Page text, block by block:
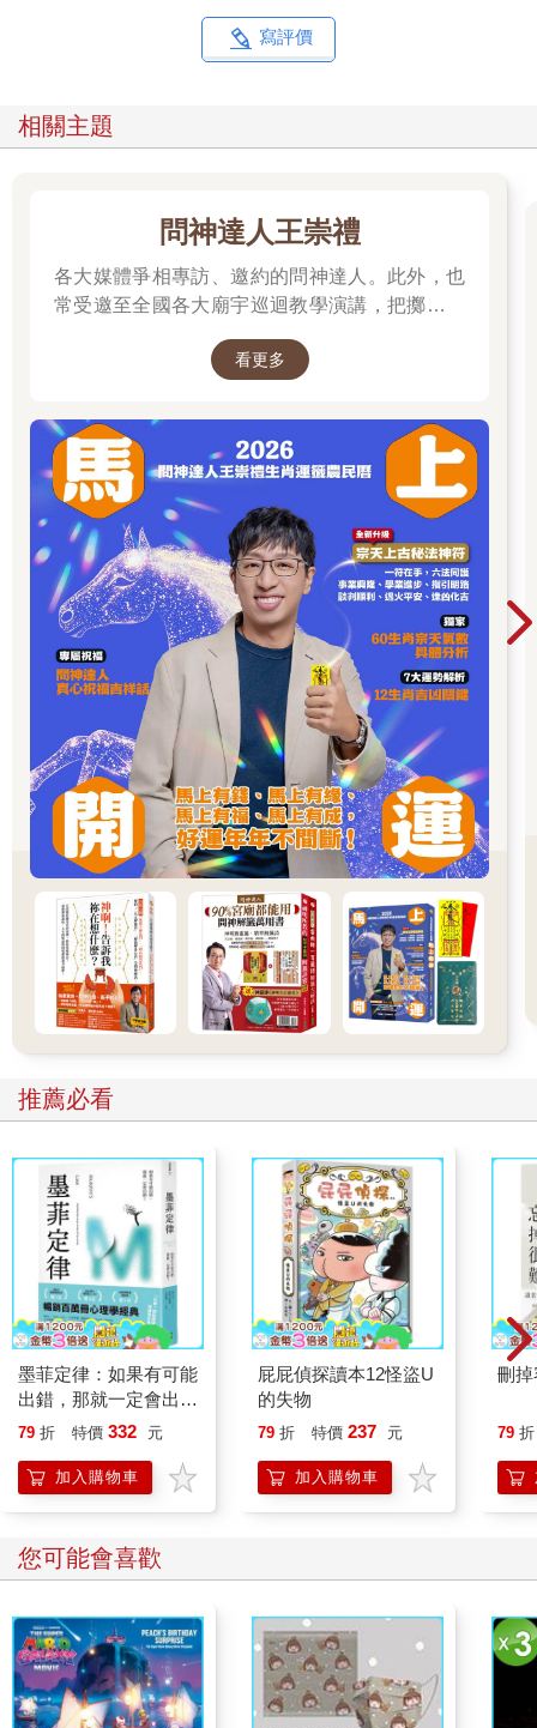
寫評價
相關主題
問神達人王崇禮
各大媒體爭相專訪、邀約的問神達人。此外，也
常受邀至全國各大廟宇巡迴教學演講，把擲筊、
看更多
推薦必看
墨菲定律：如果有可能
出錯，那就一定會出
錯！（令人深思的行為
心理效應！暢銷百萬冊
的日常行為心理指南）
79 折 特價 332 元
加入購物車
屁屁偵探讀本12怪盜U
的失物
79 折 特價 237 元
加入購物車
刪
79 折
您可能會喜歡